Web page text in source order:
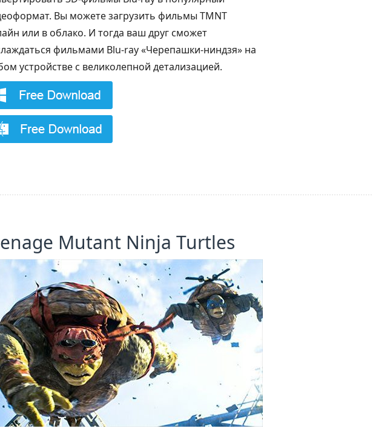
Вы можете загрузить фильмы TMNT
или в облако. И тогда ваш друг сможет
фильмами Blu-ray «Черепашки-ниндзя» на
устройстве с великолепной детализацией.
Mutant Ninja Turtles